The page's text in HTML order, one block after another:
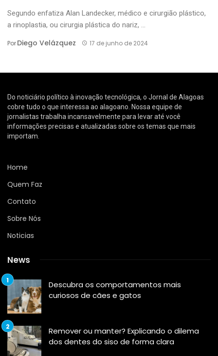
Segundo enfatiza Alan Landecker, médico e cirurgião plástico,
a rinoplastia, ou cirurgia plástica do nariz, ...
PorDiego Velázquez 17 de junho de 2024
Do noticiário político à inovação tecnológica, o Jornal de Alagoas
cobre tudo o que interessa ao alagoano. Nossa equipe de
jornalistas trabalha incansavelmente para levar até você
informações precisas e atualizadas sobre os temas que mais
importam.
Home
Quem Faz
Contato
Sobre Nós
Noticias
News
Descubra os comportamentos mais
curiosos de cães e gatos
Remover ou manter? Explicando o dilema
dos dentes do siso de forma clara